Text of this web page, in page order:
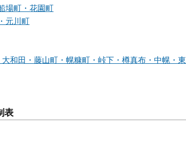
場町・花園町
元川町
和田・藤山町・幌糠町・峠下・樽真布・中幌・東
表